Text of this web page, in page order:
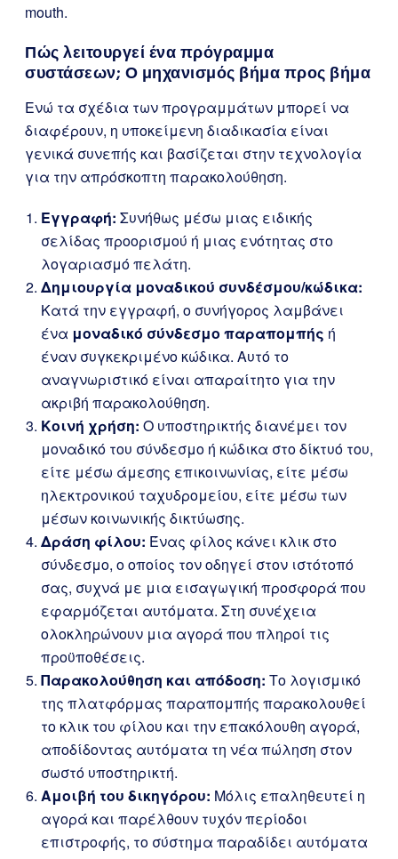
mouth.
Πώς λειτουργεί ένα πρόγραμμα
συστάσεων; Ο μηχανισμός βήμα προς βήμα
Ενώ τα σχέδια των προγραμμάτων μπορεί να
διαφέρουν, η υποκείμενη διαδικασία είναι
γενικά συνεπής και βασίζεται στην τεχνολογία
για την απρόσκοπτη παρακολούθηση.
Εγγραφή: Συνήθως μέσω μιας ειδικής
σελίδας προορισμού ή μιας ενότητας στο
λογαριασμό πελάτη.
Δημιουργία μοναδικού συνδέσμου/κώδικα:
Κατά την εγγραφή, ο συνήγορος λαμβάνει
ένα μοναδικό σύνδεσμο παραπομπής ή
έναν συγκεκριμένο κώδικα. Αυτό το
αναγνωριστικό είναι απαραίτητο για την
ακριβή παρακολούθηση.
Κοινή χρήση: Ο υποστηρικτής διανέμει τον
μοναδικό του σύνδεσμο ή κώδικα στο δίκτυό του,
είτε μέσω άμεσης επικοινωνίας, είτε μέσω
ηλεκτρονικού ταχυδρομείου, είτε μέσω των
μέσων κοινωνικής δικτύωσης.
Δράση φίλου: Ένας φίλος κάνει κλικ στο
σύνδεσμο, ο οποίος τον οδηγεί στον ιστότοπό
σας, συχνά με μια εισαγωγική προσφορά που
εφαρμόζεται αυτόματα. Στη συνέχεια
ολοκληρώνουν μια αγορά που πληροί τις
προϋποθέσεις.
Παρακολούθηση και απόδοση: Το λογισμικό
της πλατφόρμας παραπομπής παρακολουθεί
το κλικ του φίλου και την επακόλουθη αγορά,
αποδίδοντας αυτόματα τη νέα πώληση στον
σωστό υποστηρικτή.
Αμοιβή του δικηγόρου: Μόλις επαληθευτεί η
αγορά και παρέλθουν τυχόν περίοδοι
επιστροφής, το σύστημα παραδίδει αυτόματα